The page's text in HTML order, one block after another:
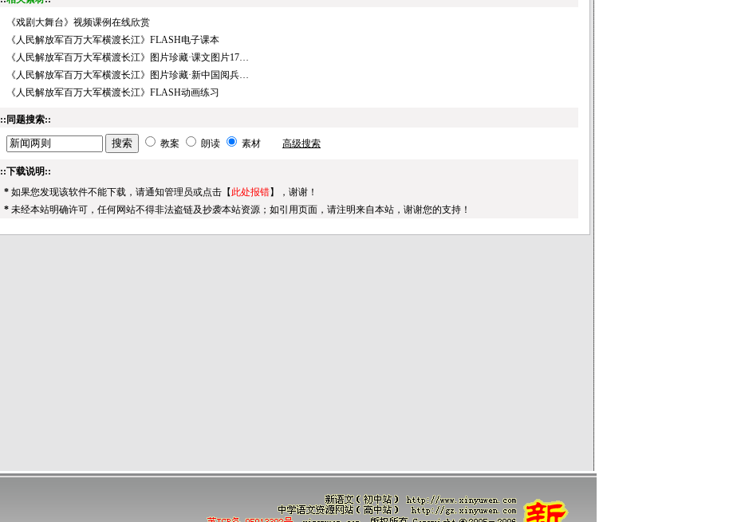
《戏剧大舞台》视频课例在线欣赏
《人民解放军百万大军横渡长江》FLASH电子课本
《人民解放军百万大军横渡长江》图片珍藏·课文图片17…
《人民解放军百万大军横渡长江》图片珍藏·新中国阅兵…
《人民解放军百万大军横渡长江》FLASH动画练习
::同题搜索::
教案 朗读 素材 高级搜索
::下载说明::
* 如果您发现该软件不能下载，请通知管理员或点击【 此处报错】，谢谢！
* 未经本站明确许可，任何网站不得非法盗链及抄袭本站资源；如引用页面，请注明来自本站，谢谢您的支持！